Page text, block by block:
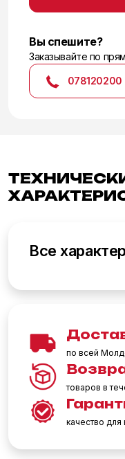
Вы спешите?
Заказывайте по
078120200
Все
по всей
товаров в
качество для